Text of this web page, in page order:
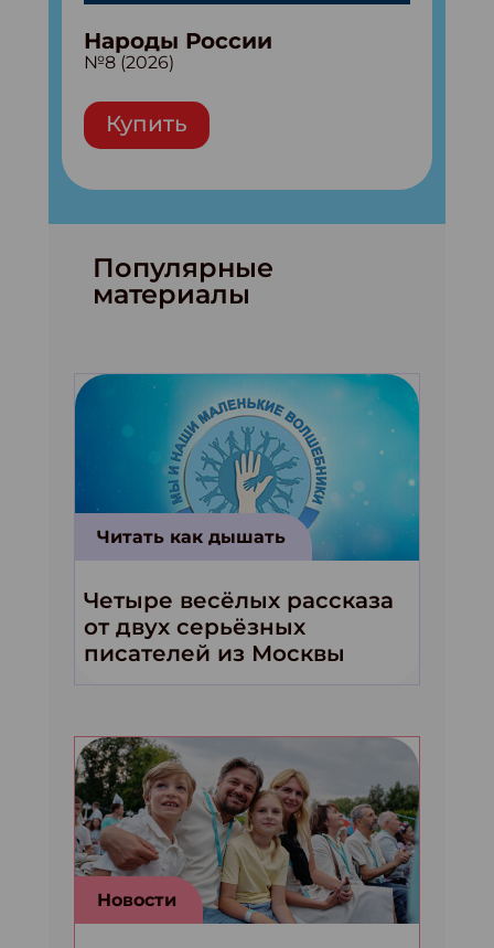
Народы России
№8 (2026)
Купить
Популярные
материалы
Читать как дышать
Четыре весёлых рассказа
от двух серьёзных
писателей из Москвы
Новости